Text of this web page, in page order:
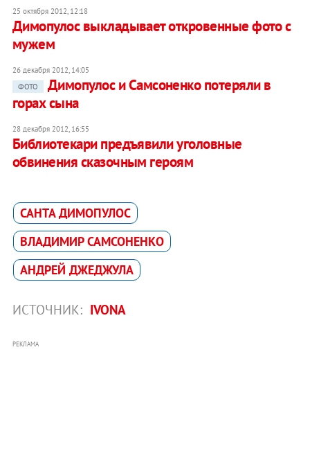
25 октября 2012, 12:18
Димопулос выкладывает откровенные фото с
мужем
26 декабря 2012, 14:05
ФОТО
Димопулос и Самсоненко потеряли в
горах сына
28 декабря 2012, 16:55
Библиотекари предъявили уголовные
обвинения сказочным героям
САНТА ДИМОПУЛОС
ВЛАДИМИР САМСОНЕНКО
АНДРЕЙ ДЖЕДЖУЛА
ИСТОЧНИК: IVONA
РЕКЛАМА